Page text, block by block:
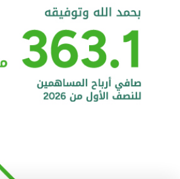
الخدمات المصرفية الإلكترونية للشركات
خدمة "بيتك" للتداول الإلكتروني
الحسابات المصرفية
البطاقات
"برامج العملاء"